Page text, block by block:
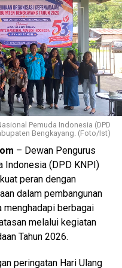
para siswa memiliki
dukungan kepada
harus mencari
tenaga kesehatan,”
positif dan
berkomitmen
demi
inklusif bagi seluruh
melalui pemaparan
Antusiasme peserta
aktif para siswa
perundungan, kegiatan
Pemuda Indonesia (DPD
Bengkayang. (Foto/Ist)
– Dewan Pengurus
Indonesia (DPD KNPI)
peran dengan
dalam pembangunan
menghadapi berbagai
melalui kegiatan
Tahun 2026.
peringatan Hari Ulang